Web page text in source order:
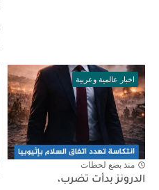
اخبار عالمية وعربية
منذ بضع لحظات
الدرونز بدأت تضرب،